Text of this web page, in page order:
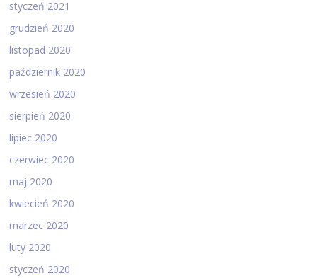
styczeń 2021
grudzień 2020
listopad 2020
październik 2020
wrzesień 2020
sierpień 2020
lipiec 2020
czerwiec 2020
maj 2020
kwiecień 2020
marzec 2020
luty 2020
styczeń 2020